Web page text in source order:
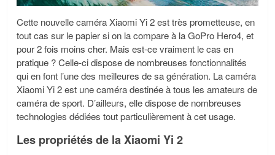
Cette nouvelle caméra Xiaomi Yi 2 est très prometteuse, en
tout cas sur le papier si on la compare à la GoPro Hero4, et
pour 2 fois moins cher. Mais est-ce vraiment le cas en
pratique ? Celle-ci dispose de nombreuses fonctionnalités
qui en font l’une des meilleures de sa génération. La caméra
Xiaomi Yi 2 est une caméra destinée à tous les amateurs de
caméra de sport. D’ailleurs, elle dispose de nombreuses
technologies dédiées tout particulièrement à cet usage.
Les propriétés de la Xiaomi Yi 2